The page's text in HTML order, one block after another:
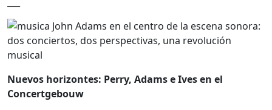
Nuevos horizontes: Perry, Adams e Ives en el
Concertgebouw